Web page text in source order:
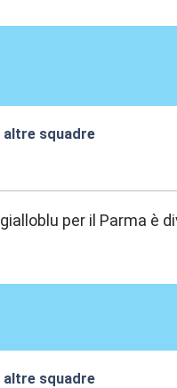
altre squadre
per il Parma è
altre squadre